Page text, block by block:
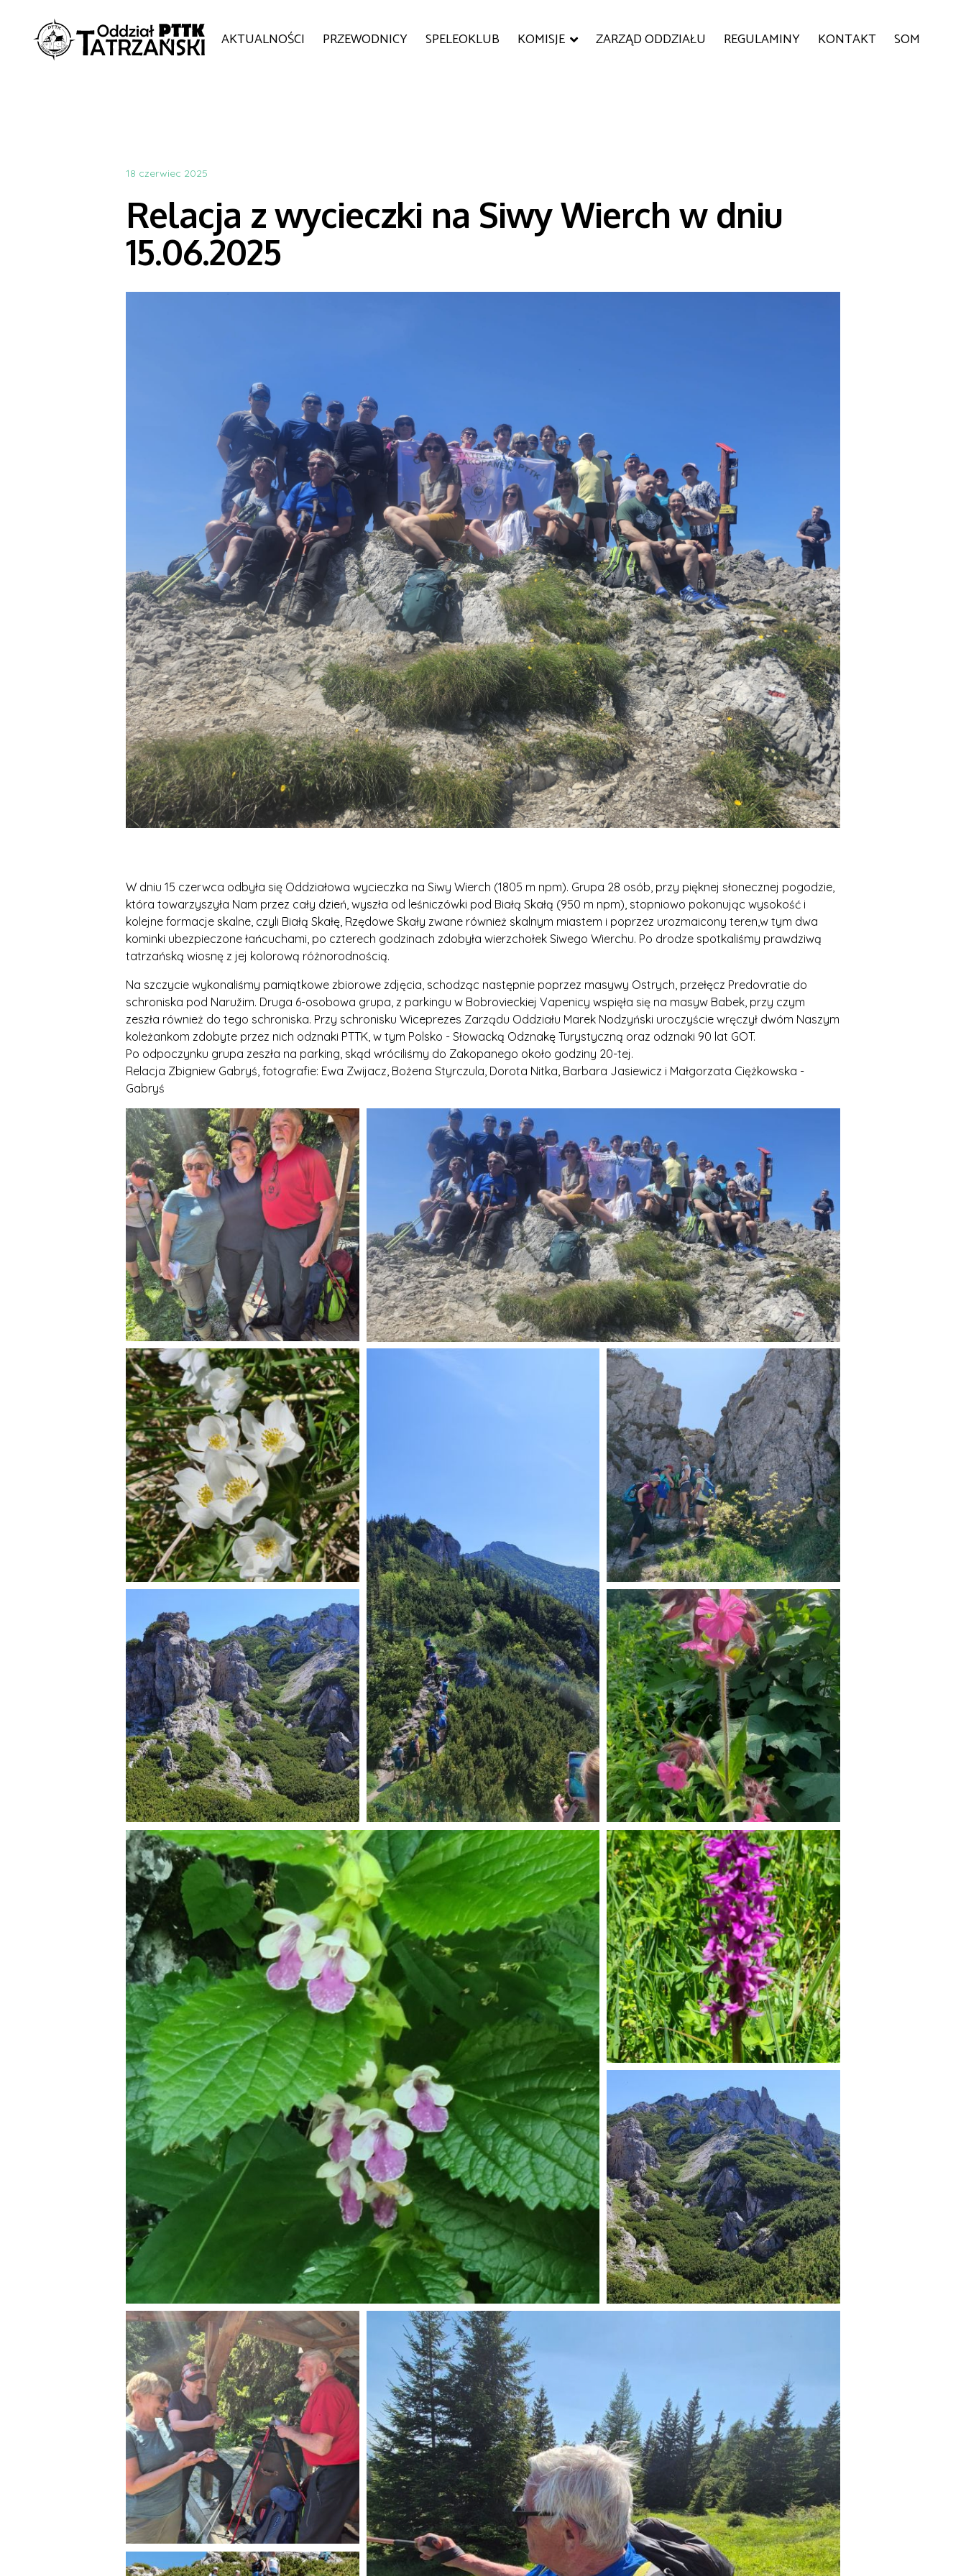
AKTUALNOŚCI PRZEWODNICY SPELEOKLUB KOMISJE ZARZĄD ODDZIAŁU REGULAMINY KONTAKT SOM
18 czerwiec 2025
Relacja z wycieczki na Siwy Wierch w dniu
15.06.2025
W dniu 15 czerwca odbyła się Oddziałowa wycieczka na Siwy Wierch (1805 m npm). Grupa 28 osób, przy pięknej słonecznej pogodzie,
która towarzyszyła Nam przez cały dzień, wyszła od leśniczówki pod Białą Skałą (950 m npm), stopniowo pokonując wysokość i
kolejne formacje skalne, czyli Białą Skałę, Rzędowe Skały zwane również skalnym miastem i poprzez urozmaicony teren,w tym dwa
kominki ubezpieczone łańcuchami, po czterech godzinach zdobyła wierzchołek Siwego Wierchu. Po drodze spotkaliśmy prawdziwą
tatrzańską wiosnę z jej kolorową różnorodnością.
Na szczycie wykonaliśmy pamiątkowe zbiorowe zdjęcia, schodząc następnie poprzez masywy Ostrych, przełęcz Predovratie do
schroniska pod Naružim. Druga 6-osobowa grupa, z parkingu w Bobrovieckiej Vapenicy wspięła się na masyw Babek, przy czym
zeszła również do tego schroniska. Przy schronisku Wiceprezes Zarządu Oddziału Marek Nodzyński uroczyście wręczył dwóm Naszym
koleżankom zdobyte przez nich odznaki PTTK, w tym Polsko - Słowacką Odznakę Turystyczną oraz odznaki 90 lat GOT.
Po odpoczynku grupa zeszła na parking, skąd wróciliśmy do Zakopanego około godziny 20-tej.
Relacja Zbigniew Gabryś, fotografie: Ewa Zwijacz, Bożena Styrczula, Dorota Nitka, Barbara Jasiewicz i Małgorzata Ciężkowska -
Gabryś